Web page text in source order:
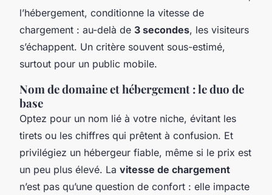
l’hébergement, conditionne la vitesse de
chargement : au-delà de 3 secondes, les visiteurs
s’échappent. Un critère souvent sous-estimé,
surtout pour un public mobile.
Nom de domaine et hébergement : le duo de
base
Optez pour un nom lié à votre niche, évitant les
tirets ou les chiffres qui prêtent à confusion. Et
privilégiez un hébergeur fiable, même si le prix est
un peu plus élevé. La vitesse de chargement
n’est pas qu’une question de confort : elle impacte